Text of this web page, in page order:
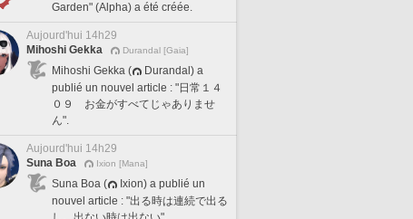
Garden" (Alpha) a été créée.
Aujourd'hui 14h29
Mihoshi Gekka
Durandal [Gaia]
Mihoshi Gekka (
Durandal) a
publié un nouvel article : "日常１４
０９ お金がすべてじゃありませ
ん".
Aujourd'hui 14h29
Suna Boa
Ixion [Mana]
Suna Boa (
Ixion) a publié un
nouvel article : "出る時は連続で出る